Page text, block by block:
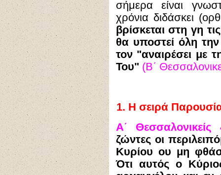
σήμερα είναι
χρόνια διδάσκει
βρίσκεται στη γη
θα υποστεί όλη
τον "αναιρέσει με
Του" (Β΄
1. Η σειρά
Α΄
ζώντες οι
Κυρίου ου μη
Ότι αυτός ο